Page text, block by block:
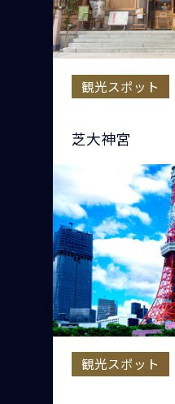
観光スポット
芝大神宮
観光スポット